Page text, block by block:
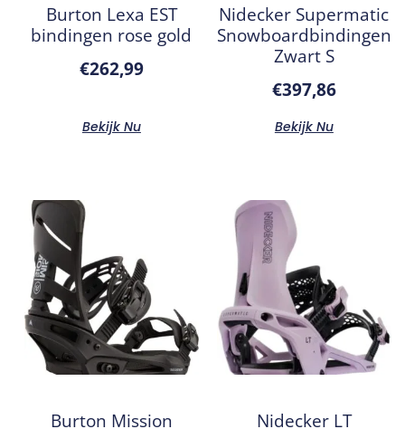
Burton Lexa EST
bindingen rose gold
€262,99
Bekijk Nu
Nidecker Supermatic
Snowboardbindingen
Zwart S
€397,86
Bekijk Nu
Burton Mission Nidecker LT